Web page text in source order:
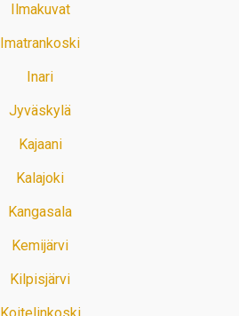
Ilmakuvat
Imatrankoski
Inari
Jyväskylä
Kajaani
Kalajoki
Kangasala
Kemijärvi
Kilpisjärvi